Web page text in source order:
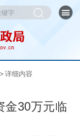
> 详细内容
金30万元临